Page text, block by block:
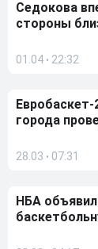
Седокова
стороны
01.04 • 22:32
города
28.03 • 07:31
НБА